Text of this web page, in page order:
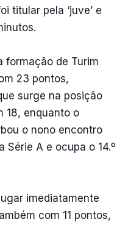
titular pela ‘juve’ e
formação de Turim
23 pontos,
surge na posição
18, enquanto o
o nono encontro
Série A e ocupa o 14.º
imediatamente
com 11 pontos,